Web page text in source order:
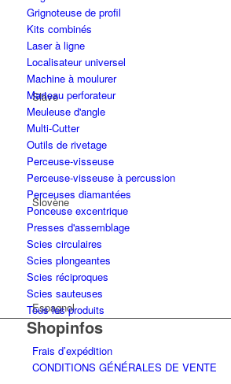
Slave
Slovène
Espagnol
Grignoteuse de profil
Kits combinés
Laser à ligne
Localisateur universel
Machine à moulurer
Marteau perforateur
Meuleuse d'angle
Multi-Cutter
Outils de rivetage
Perceuse-visseuse
Perceuse-visseuse à percussion
Perceuses diamantées
Ponceuse excentrique
Presses d'assemblage
Scies circulaires
Scies plongeantes
Scies réciproques
Scies sauteuses
Tous les produits
Shopinfos
Frais d’expédition
CONDITIONS GÉNÉRALES DE VENTE